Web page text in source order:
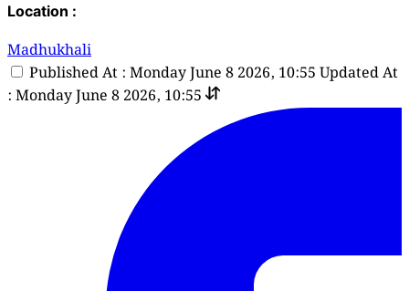
Location :
Madhukhali
Published At : Monday June 8 2026, 10:55 Updated At
: Monday June 8 2026, 10:55